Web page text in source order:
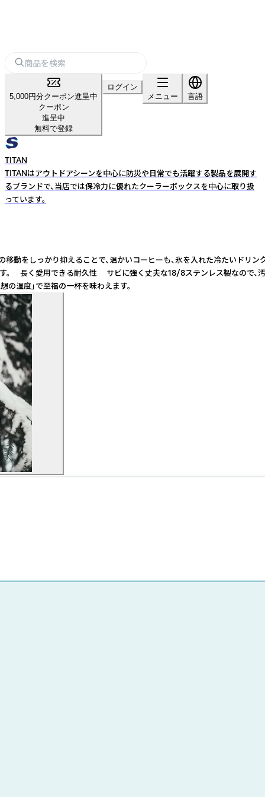
5,000円分クーポン進呈中
クーポン
進呈中
無料で登録
ログイン
メニュー
言語
TITAN
TITANはアウトドアシーンを中心に防災や日常でも活躍する製品を展開す
るブランドで、当店では保冷力に優れたクーラーボックスを中心に取り扱
っています。
をしっかり抑えることで、温かいコーヒーも、氷を入れた冷た
く愛用できる耐久性 サビに強く丈夫な18/8ステンレス製なの
温度」で至福の一杯を味わえます。